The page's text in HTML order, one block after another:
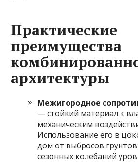
Практические
преимущества
архитектуры
Межигородное
— стойкий материал к
механическим
Использование его в
дом от выбросов
сезонных колебаний